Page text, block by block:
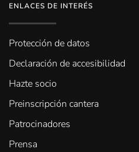
ENLACES DE INTERÉS
Protección de datos
Declaración de accesibilidad
Hazte socio
Preinscripción cantera
Patrocinadores
Prensa